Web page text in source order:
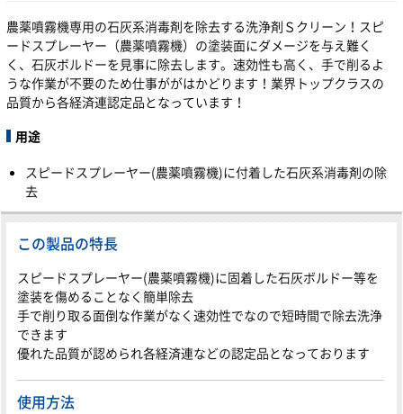
農薬噴霧機専用の石灰系消毒剤を除去する洗浄剤Ｓクリーン！スピ
ードスプレーヤー（農薬噴霧機）の塗装面にダメージを与え難く
く、石灰ボルドーを見事に除去します。速効性も高く、手で削るよ
うな作業が不要のため仕事ががはかどります！業界トップクラスの
品質から各経済連認定品となっています！
用途
スピードスプレーヤー(農薬噴霧機)に付着した石灰系消毒剤の除
去
この製品の特長
スピードスプレーヤー(農薬噴霧機)に固着した石灰ボルドー等を
塗装を傷めることなく簡単除去
手で削り取る面倒な作業がなく速効性でなので短時間で除去洗浄
できます
優れた品質が認められ各経済連などの認定品となっております
使用方法